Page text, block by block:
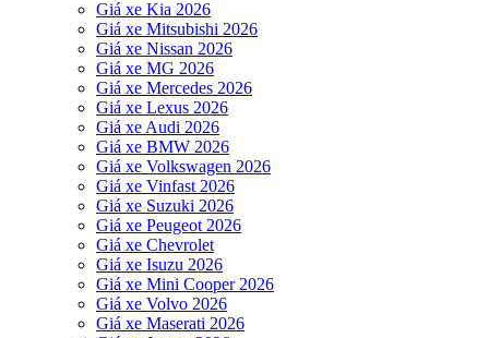
Giá xe Kia 2026
Giá xe Mitsubishi 2026
Giá xe Nissan 2026
Giá xe MG 2026
Giá xe Mercedes 2026
Giá xe Lexus 2026
Giá xe Audi 2026
Giá xe BMW 2026
Giá xe Volkswagen 2026
Giá xe Vinfast 2026
Giá xe Suzuki 2026
Giá xe Peugeot 2026
Giá xe Chevrolet
Giá xe Isuzu 2026
Giá xe Mini Cooper 2026
Giá xe Volvo 2026
Giá xe Maserati 2026